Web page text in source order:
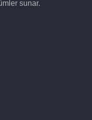
sunar.